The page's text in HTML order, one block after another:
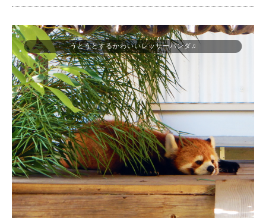
うとうとするかわいいレッサーパンダ♫